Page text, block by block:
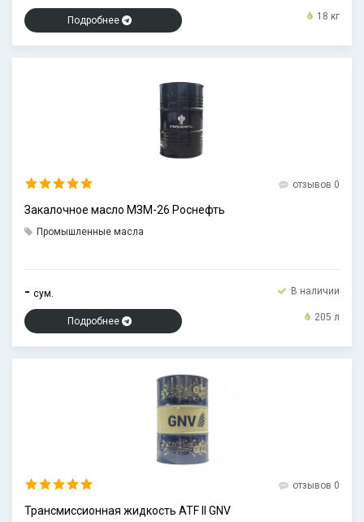
Подробнее 18 кг
отзывов 0
Закалочное масло МЗМ-26 Роснефть
Промышленные масла
- сум. В наличии
Подробнее 205 л
отзывов 0
Трансмиссионная жидкость ATF II GNV